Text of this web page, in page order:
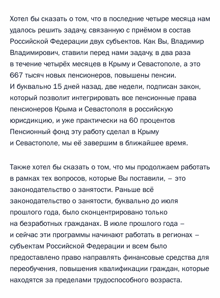
Хотел бы сказать о том, что в последние четыре месяца нам
удалось решить задачу, связанную с приёмом в состав
Российской Федерации двух субъектов. Как Вы, Владимир
Владимирович, ставили перед нами задачу, в два раза
в течение четырёх месяцев в Крыму и Севастополе, а это
667 тысяч новых пенсионеров, повышены пенсии.
И буквально 15 дней назад, две недели, подписан закон,
который позволит интегрировать все пенсионные права
пенсионеров Крыма и Севастополя в российскую
юрисдикцию, и уже практически на 60 процентов
Пенсионный фонд эту работу сделал в Крыму
и Севастополе, мы её завершим в ближайшее время.
Также хотел бы сказать о том, что мы продолжаем работать
в рамках тех вопросов, которые Вы поставили, – это
законодательство о занятости. Раньше всё
законодательство о занятости, буквально до июля
прошлого года, было сконцентрировано только
на безработных гражданах. В июле прошлого года –
и сейчас эти программы начинают работать в регионах –
субъектам Российской Федерации и всем было
предоставлено право направлять финансовые средства для
переобучения, повышения квалификации граждан, которые
находятся за пределами трудоспособного возраста.